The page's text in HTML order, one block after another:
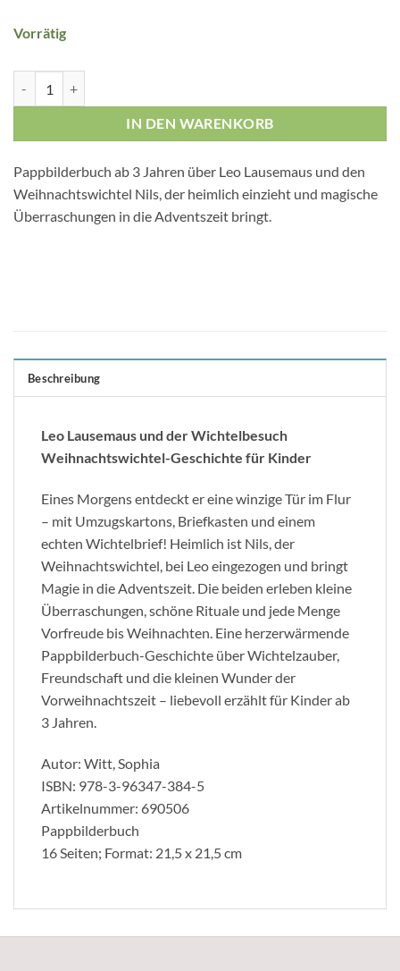
Vorrätig
IN DEN WARENKORB
Pappbilderbuch ab 3 Jahren über Leo Lausemaus und den
Weihnachtswichtel Nils, der heimlich einzieht und magische
Überraschungen in die Adventszeit bringt.
Beschreibung
Leo Lausemaus und der Wichtelbesuch
Weihnachtswichtel-Geschichte für Kinder
Eines Morgens entdeckt er eine winzige Tür im Flur
– mit Umzugskartons, Briefkasten und einem
echten Wichtelbrief! Heimlich ist Nils, der
Weihnachtswichtel, bei Leo eingezogen und bringt
Magie in die Adventszeit. Die beiden erleben kleine
Überraschungen, schöne Rituale und jede Menge
Vorfreude bis Weihnachten. Eine herzerwärmende
Pappbilderbuch-Geschichte über Wichtelzauber,
Freundschaft und die kleinen Wunder der
Vorweihnachtszeit – liebevoll erzählt für Kinder ab
3 Jahren.
Autor: Witt, Sophia
ISBN: 978-3-96347-384-5
Artikelnummer: 690506
Pappbilderbuch
16 Seiten; Format: 21,5 x 21,5 cm